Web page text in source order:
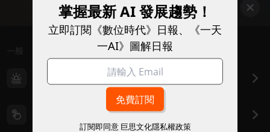
掌握最新 AI 發展趨勢！
立即訂閱《數位時代》日報、《一天
一AI》圖解日報
訂閱即同意 巨思文化隱私權政策